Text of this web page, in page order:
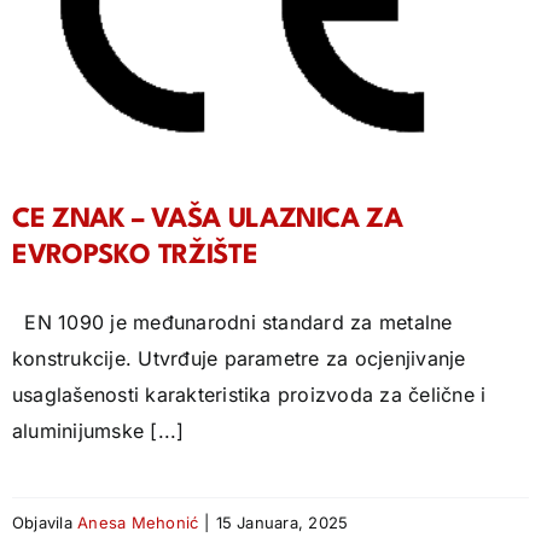
CE ZNAK – VAŠA ULAZNICA ZA
EVROPSKO TRŽIŠTE
EN 1090 je međunarodni standard za metalne
konstrukcije. Utvrđuje parametre za ocjenjivanje
usaglašenosti karakteristika proizvoda za čelične i
aluminijumske [...]
ObjavilaAnesa Mehonić 15 Januara, 2025